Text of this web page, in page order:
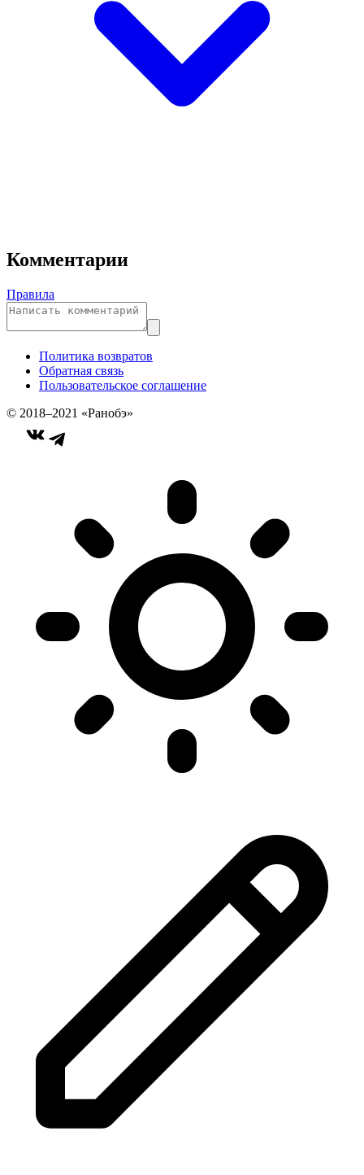
Комментарии
Правила
Политика возвратов
Обратная связь
Пользовательское соглашение
© 2018–2021 «Ранобэ»